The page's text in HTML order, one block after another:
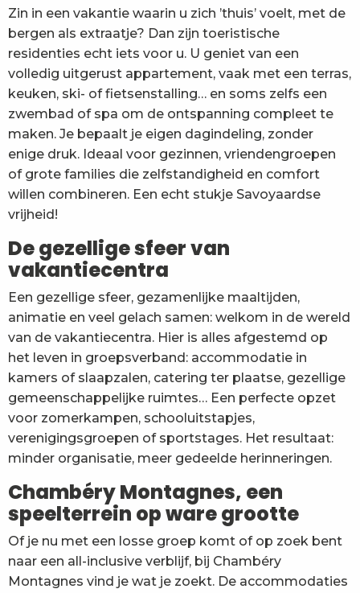
Zin in een vakantie waarin u zich ’thuis’ voelt, met de
bergen als extraatje? Dan zijn toeristische
residenties echt iets voor u. U geniet van een
volledig uitgerust appartement, vaak met een terras,
keuken, ski- of fietsenstalling… en soms zelfs een
zwembad of spa om de ontspanning compleet te
maken. Je bepaalt je eigen dagindeling, zonder
enige druk. Ideaal voor gezinnen, vriendengroepen
of grote families die zelfstandigheid en comfort
willen combineren. Een echt stukje Savoyaardse
vrijheid!
De gezellige sfeer van
vakantiecentra
Een gezellige sfeer, gezamenlijke maaltijden,
animatie en veel gelach samen: welkom in de wereld
van de vakantiecentra. Hier is alles afgestemd op
het leven in groepsverband: accommodatie in
kamers of slaapzalen, catering ter plaatse, gezellige
gemeenschappelijke ruimtes… Een perfecte opzet
voor zomerkampen, schooluitstapjes,
verenigingsgroepen of sportstages. Het resultaat:
minder organisatie, meer gedeelde herinneringen.
Chambéry Montagnes, een
speelterrein op ware grootte
Of je nu met een losse groep komt of op zoek bent
naar een all-inclusive verblijf, bij Chambéry
Montagnes vind je wat je zoekt. De accommodaties